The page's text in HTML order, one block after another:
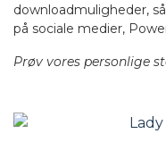
downloadmuligheder,
på sociale medier,
Prøv vores personlige